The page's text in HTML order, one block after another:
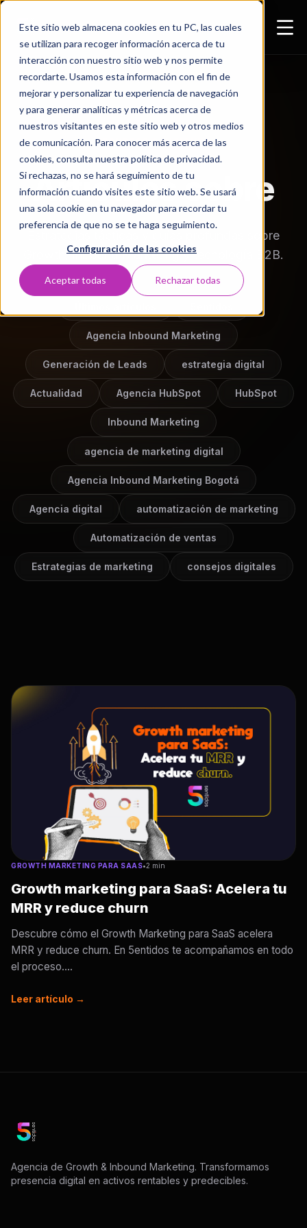
Este sitio web almacena cookies en tu PC, las cuales
se utilizan para recoger información acerca de tu
interacción con nuestro sitio web y nos permite
recordarte. Usamos esta información con el fin de
mejorar y personalizar tu experiencia de navegación
y para generar analíticas y métricas acerca de
nuestros visitantes en este sitio web y otros medios
de comunicación. Para conocer más acerca de las
cookies, consulta nuestra política de privacidad.
Si rechazas, no se hará seguimiento de tu
información cuando visites este sitio web. Se usará
una sola cookie en tu navegador para recordar tu
preferencia de que no se te haga seguimiento.
Configuración de las cookies
Aceptar todas Rechazar todas
RECURSOS & INSIGHTS
Artículos sobre
Estrategias tácticas y guías profundas sobre
Growth, Inbound Marketing y tecnología B2B.
Agencia Inbound Marketing
Generación de Leads estrategia digital
Actualidad Agencia HubSpot HubSpot
Inbound Marketing
agencia de marketing digital
Agencia Inbound Marketing Bogotá
Agencia digital automatización de marketing
Automatización de ventas
Estrategias de marketing consejos digitales
GROWTH MARKETING PARA SAAS•2 min
Growth marketing para SaaS: Acelera tu
MRR y reduce churn
Descubre cómo el Growth Marketing para SaaS acelera
MRR y reduce churn. En 5entidos te acompañamos en todo
el proceso....
Leer artículo →
Agencia de Growth & Inbound Marketing. Transformamos
presencia digital en activos rentables y predecibles.